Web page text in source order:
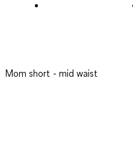
Mom short - mid waist